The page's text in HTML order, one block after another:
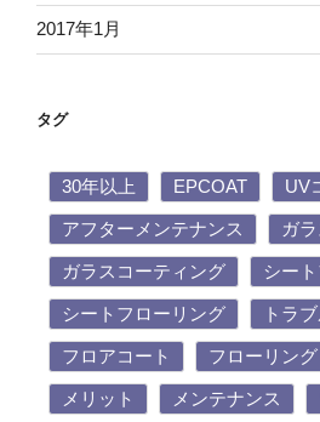
2017年1月
タグ
30年以上 EPCOAT UV
アフターメンテナンス ガ
ガラスコーティング シー
シートフローリング トラ
フロアコート フローリング
メリット メンテナンス